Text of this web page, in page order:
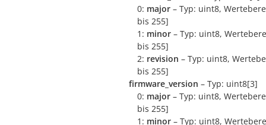
0: major – Typ: uint8,
bis 255]
1: minor – Typ: uint8,
bis 255]
2: revision – Typ: uint8,
bis 255]
firmware_version – Typ: uint8[3]
0: major – Typ: uint8,
bis 255]
1: minor – Typ: uint8,